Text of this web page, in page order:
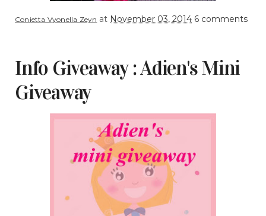
Conietta Vyonella Zeyn at November 03, 2014 6 comments
Info Giveaway : Adien's Mini
Giveaway